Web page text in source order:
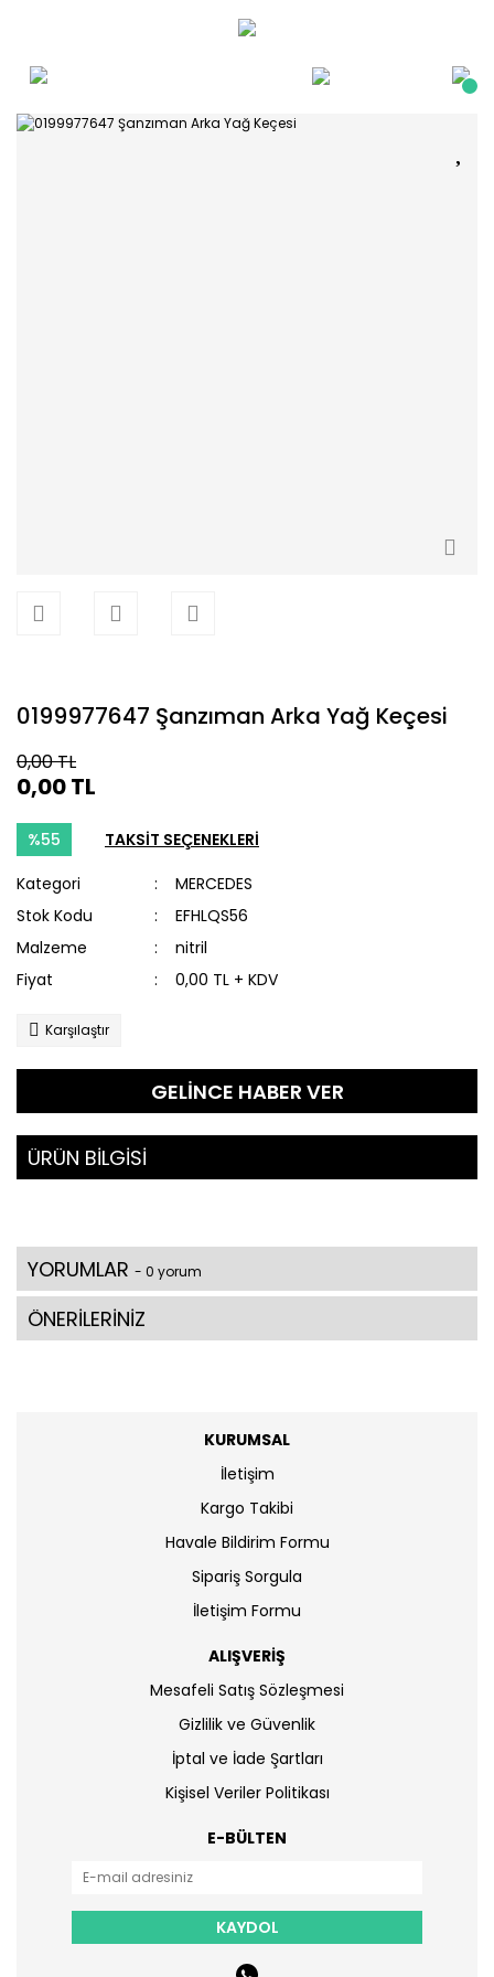
0199977647 Şanzıman Arka Yağ Keçesi
0,00 TL
0,00 TL
%55 TAKSİT SEÇENEKLERİ
Kategori
MERCEDES
Stok Kodu
EFHLQS56
Malzeme
nitril
Fiyat
0,00 TL + KDV
Karşılaştır
GELİNCE HABER VER
ÜRÜN BİLGİSİ
YORUMLAR - 0 yorum
ÖNERİLERİNİZ
KURUMSAL
İletişim
Kargo Takibi
Havale Bildirim Formu
Sipariş Sorgula
İletişim Formu
ALIŞVERİŞ
Mesafeli Satış Sözleşmesi
Gizlilik ve Güvenlik
İptal ve İade Şartları
Kişisel Veriler Politikası
E-BÜLTEN
KAYDOL